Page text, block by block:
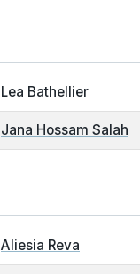
Lea Bathellier
Jana Hossam Salah
Aliesia Reva